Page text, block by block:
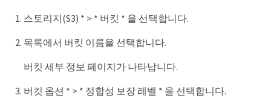
스토리지(S3) * > * 버킷 * 을 선택합니다.
목록에서 버킷 이름을 선택합니다.
버킷 세부 정보 페이지가 나타납니다.
버킷 옵션 * > * 정합성 보장 레벨 * 을 선택합니다.